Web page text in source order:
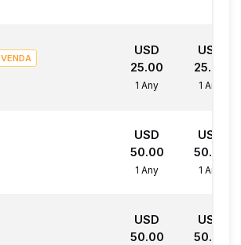
VENDA
USD
25.00
1 Any
USD
25.00
1 Any
USD
50.00
1 Any
USD
50.00
1 Any
USD
50.00
USD
50.00